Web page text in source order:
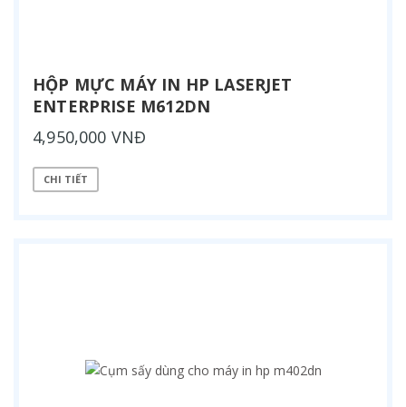
HỘP MỰC MÁY IN HP LASERJET
ENTERPRISE M612DN
4,950,000 VNĐ
CHI TIẾT